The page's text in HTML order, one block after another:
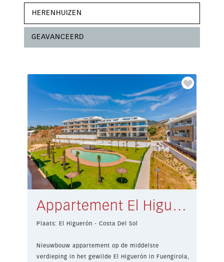
HERENHUIZEN
GEAVANCEERD
Appartement El Higuerón € 679.000,-
Plaats: El Higuerón - Costa Del Sol
Nieuwbouw appartement op de middelste
verdieping in het gewilde El Higuerón in Fuengirola,